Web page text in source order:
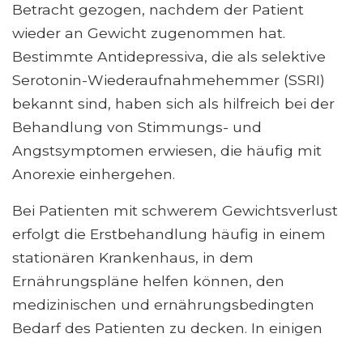
Betracht gezogen, nachdem der Patient
wieder an Gewicht zugenommen hat.
Bestimmte Antidepressiva, die als selektive
Serotonin-Wiederaufnahmehemmer (SSRI)
bekannt sind, haben sich als hilfreich bei der
Behandlung von Stimmungs- und
Angstsymptomen erwiesen, die häufig mit
Anorexie einhergehen.
Bei Patienten mit schwerem Gewichtsverlust
erfolgt die Erstbehandlung häufig in einem
stationären Krankenhaus, in dem
Ernährungspläne helfen können, den
medizinischen und ernährungsbedingten
Bedarf des Patienten zu decken. In einigen